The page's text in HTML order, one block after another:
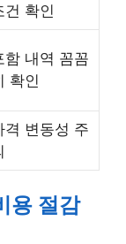
건 확인
함 내역 꼼꼼
확인
격 변동성 주
용 절감